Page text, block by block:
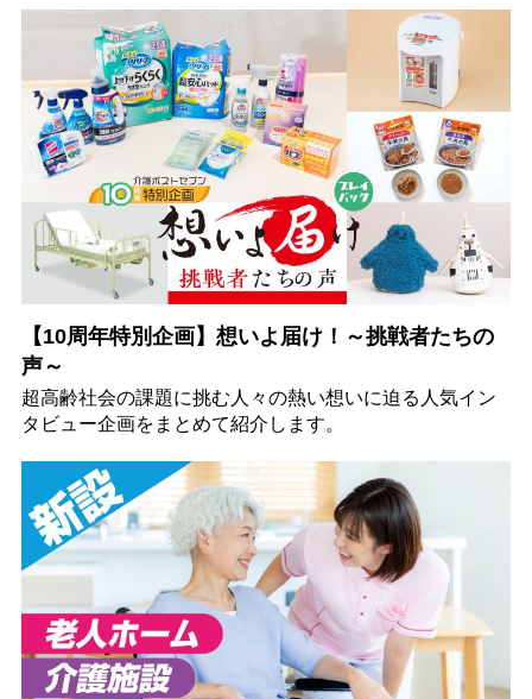
【10周年特別企画】想いよ届け！～挑戦者たちの
声～
超高齢社会の課題に挑む人々の熱い想いに迫る人気イン
タビュー企画をまとめて紹介します。